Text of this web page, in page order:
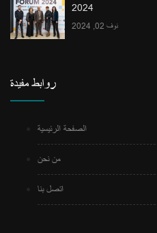
2024
نوف 02, 2024
روابط مفيدة
الصفحة الرئيسية
من نحن
اتصل بنا